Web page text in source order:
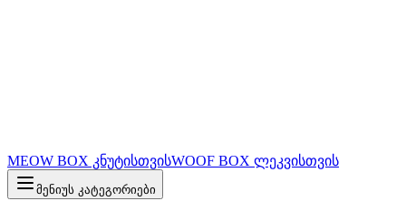
MEOW BOX კნუტისთვისWOOF BOX ლეკვისთვის
მენიუს კატეგორიები